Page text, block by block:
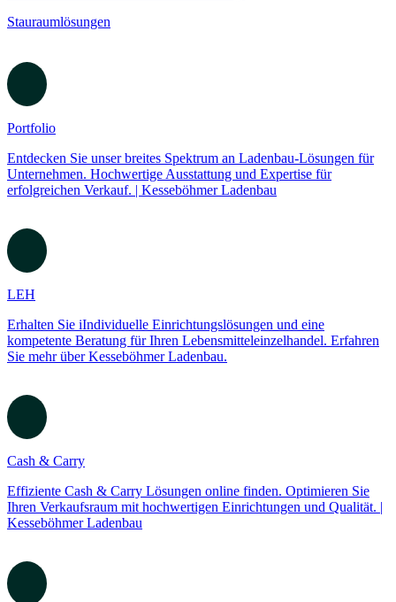
Entdecken Sie unser breites Spektrum an Ladenbau-Lösungen für
Unternehmen. Hochwertige Ausstattung und Expertise für
Erhalten Sie iIndividuelle Einrichtungslösungen und eine
kompetente Beratung für Ihren Lebensmitteleinzelhandel. Erfahren
Effiziente Cash & Carry Lösungen online finden. Optimieren Sie
Ihren Verkaufsraum mit hochwertigen Einrichtungen und Qualität. |